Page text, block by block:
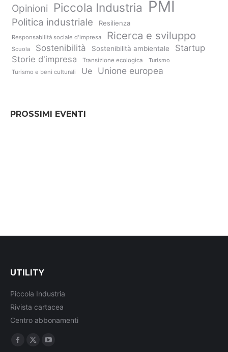
Opinioni Piccola Industria PMI
Politica industriale Resilienza
Responsabilità sociale d'impresa Ricerca e sviluppo
Scuola Sostenibilità Sostenibilità ambientale
Startup
Storie d'impresa
Transizione ecologica
Turismo
Turismo e beni culturali
Ue Unione europea
PROSSIMI EVENTI
UTILITY
Piccola Industria
Rivista cartacea
Centro abbonamenti
Ci puoi trovare su:
Facebook
X